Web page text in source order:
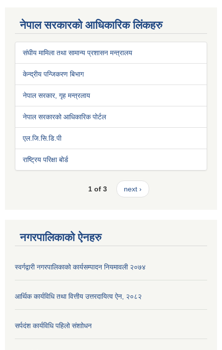
नेपाल सरकारको आधिकारिक लिंकहरु
संघीय मामिला तथा सामान्य प्रशासन मन्त्रालय
केन्द्रीय पन्जिकरण बिभाग
नेपाल सरकार, गृह मन्त्रलाय
नेपाल सरकारको आधिकारिक पोर्टल
एल.जि.सि.डि.पी
राष्ट्रिय परिक्षा बोर्ड
1 of 3 next ›
नगरपालिकाको ऐनहरु
स्वर्गद्वारी नगरपालिकाको कार्यसम्पादन नियमावली २०७४
आर्थिक कार्यविधि तथा वित्तीय उत्तरदायित्व ऐन, २०८२
सर्पदंश कार्यविधि पहिलो संशाोधन